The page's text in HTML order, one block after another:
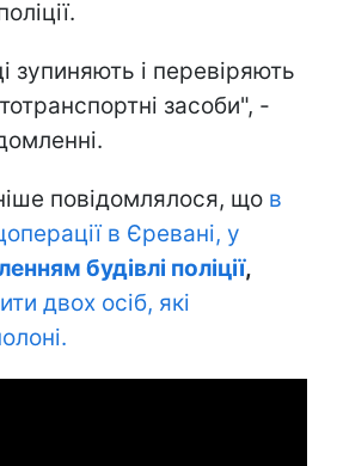
зупиняють і перевіряють
засоби", -
повідомлялося, що в
в Єревані, у
будівлі поліції,
двох осіб, які